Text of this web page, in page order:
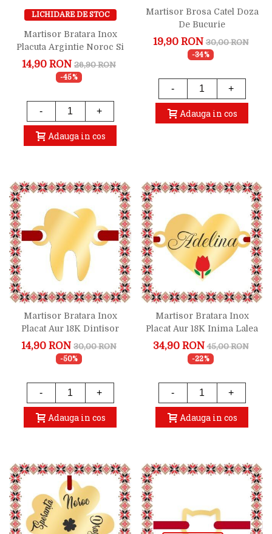
LICHIDARE DE STOC
Martisor Bratara Inox
Placuta Argintie Noroc Si
Bucurie
14,90 RON 26,90 RON
-45%
- +
Adauga in cos
Martisor Brosa Catel Doza
De Bucurie
19,90 RON 30,00 RON
-34%
- +
Adauga in cos
Martisor Bratara Inox
Placat Aur 18K Dintisor
Stomatolog
14,90 RON 30,00 RON
-50%
- +
Adauga in cos
Martisor Bratara Inox
Placat Aur 18K Inima Lalea
Nume Adelina
34,90 RON 45,00 RON
-22%
- +
Adauga in cos